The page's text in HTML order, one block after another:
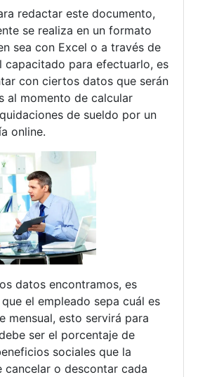
redactar este documento,
se realiza en un formato
sea con Excel o a través de
capacitado para efectuarlo, es
con ciertos datos que serán
al momento de calcular
de sueldo por un
online.
datos encontramos, es
el empleado sepa cuál es
mensual, esto servirá para
ser el porcentaje de
sociales que la
cancelar o descontar cada